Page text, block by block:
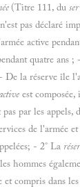
(Titre 111, du
pas déclaré
active
quatre ans
De la réserve île
est
par les appels,
de l'armée
- 2° La
hommes
et compris dans